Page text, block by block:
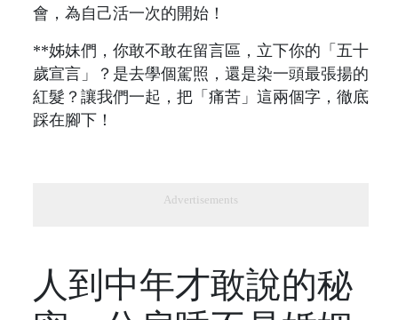
會，為自己活一次的開始！
**姊妹們，你敢不敢在留言區，立下你的「五十
歲宣言」？是去學個駕照，還是染一頭最張揚的
紅髮？讓我們一起，把「痛苦」這兩個字，徹底
踩在腳下！
Advertisements
人到中年才敢說的秘